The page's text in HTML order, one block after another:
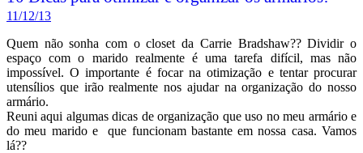
11/12/13
Quem não sonha com o closet da Carrie Bradshaw?? Dividir o
espaço com o marido realmente é uma tarefa difícil, mas não
impossível. O importante é focar na otimização e tentar procurar
utensílios que irão realmente nos ajudar na organização do nosso
armário.
Reuni aqui algumas dicas de organização que uso no meu armário e
do meu marido e que funcionam bastante em nossa casa. Vamos
lá??